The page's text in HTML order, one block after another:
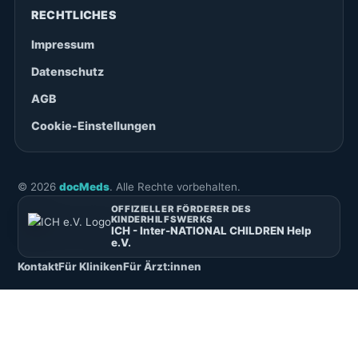
RECHTLICHES
Impressum
Datenschutz
AGB
Cookie-Einstellungen
© 2026 docMeds. Alle Rechte vorbehalten.
OFFIZIELLER FÖRDERER DES
KINDERHILFSWERKS
ICH - Inter-NATIONAL CHILDREN Help
e.V.
KontaktFür KlinikenFür Ärzt:innen